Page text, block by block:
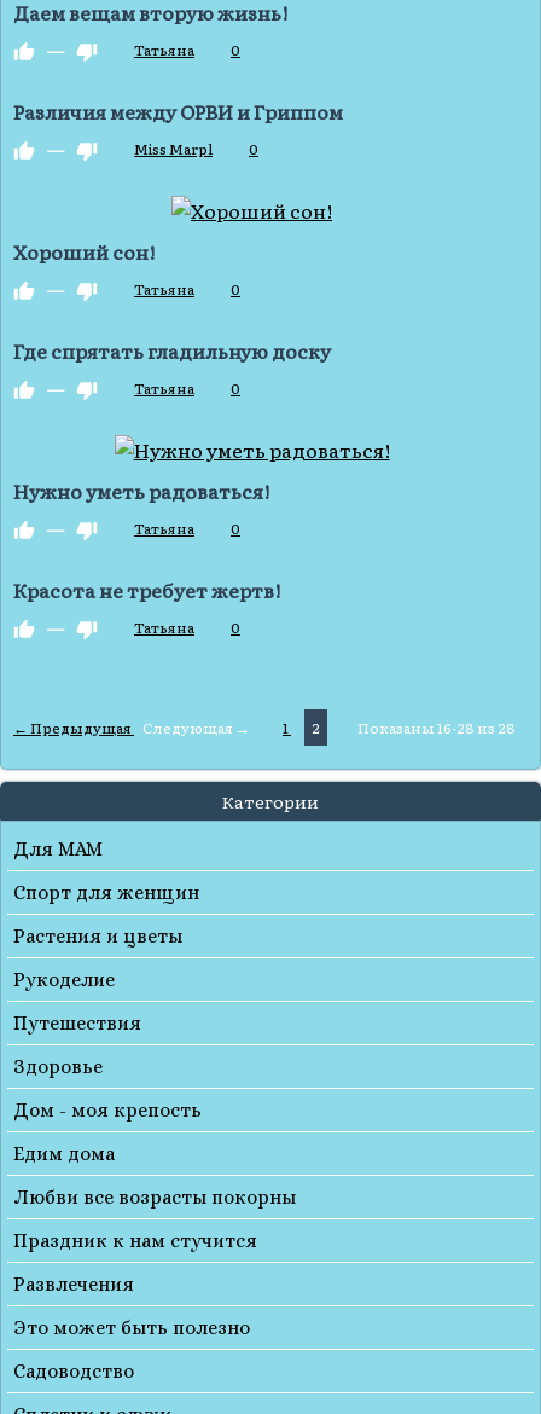
Даем вещам вторую жизнь!
— Татьяна 0
Различия между ОРВИ и Гриппом
— Miss Marpl 0
Хороший сон!
— Татьяна 0
Где спрятать гладильную доску
— Татьяна 0
Нужно уметь радоваться!
— Татьяна 0
Красота не требует жертв!
— Татьяна 0
← Предыдущая Следующая → 1 2 Показаны 16-28 из 28
Категории
Для МАМ
Спорт для женщин
Растения и цветы
Рукоделие
Путешествия
Здоровье
Дом - моя крепость
Едим дома
Любви все возрасты покорны
Праздник к нам стучится
Развлечения
Это может быть полезно
Садоводство